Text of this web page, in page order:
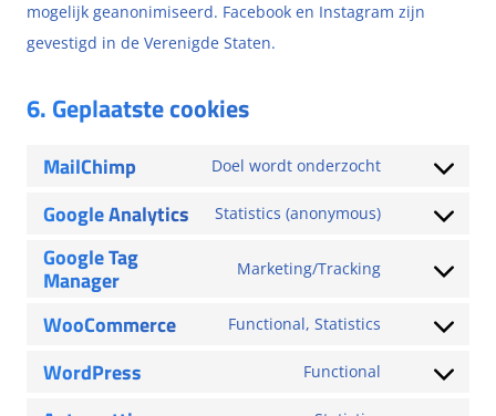
mogelijk geanonimiseerd. Facebook en Instagram zijn
gevestigd in de Verenigde Staten.
6. Geplaatste cookies
MailChimp Doel wordt onderzocht
Google Analytics Statistics (anonymous)
Google Tag
Manager Marketing/Tracking
WooCommerce Functional, Statistics
WordPress Functional